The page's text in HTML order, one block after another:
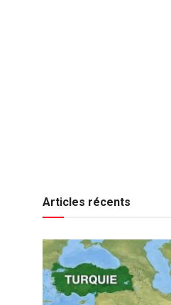
Articles récents